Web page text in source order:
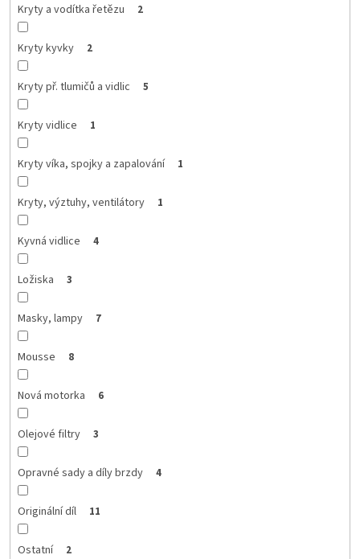
Kryty a vodítka řetězu 2
Kryty kyvky 2
Kryty př. tlumičů a vidlic 5
Kryty vidlice 1
Kryty víka, spojky a zapalování 1
Kryty, výztuhy, ventilátory 1
Kyvná vidlice 4
Ložiska 3
Masky, lampy 7
Mousse 8
Nová motorka 6
Olejové filtry 3
Opravné sady a díly brzdy 4
Originální díl 11
Ostatní 2